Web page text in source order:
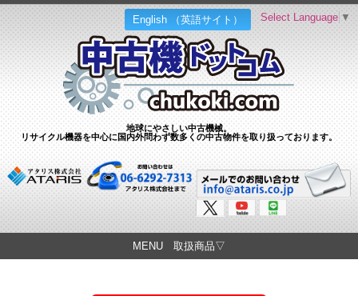
English （英語サイト）
地球にやさしい中古機械。
リサイクル機器を中心に国内外問わず数多くの中古物件を取り扱っております。
Select Language ▼
MENU 取扱商品▽